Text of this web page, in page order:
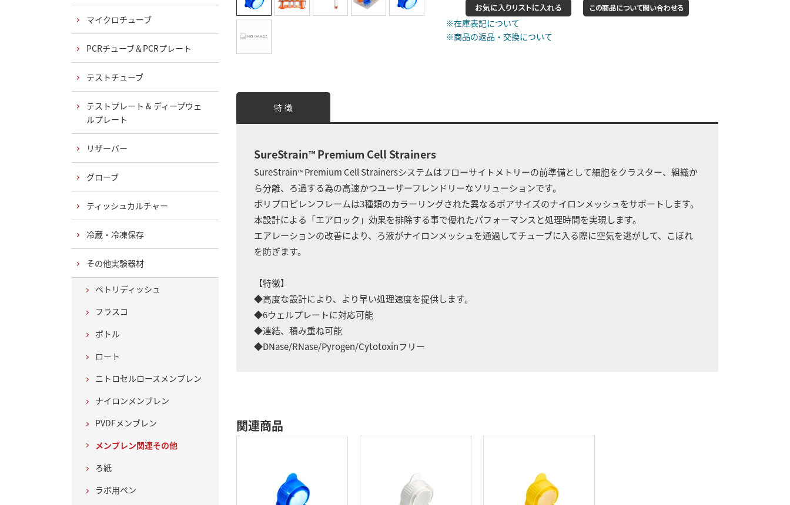
※在庫表記について
※商品の返品・交換について
特 徴
SureStrain™ Premium Cell Strainers
SureStrain™ Premium Cell Strainersシステムはフローサイトメトリーの前準備として細胞をクラスター、組織か
ら分離、ろ過する為の高速かつユーザーフレンドリーなソリューションです。
ポリプロピレンフレームは3種類のカラーリングされた異なるポアサイズのナイロンメッシュをサポートします。
本設計による「エアロック」効果を排除する事で優れたパフォーマンスと処理時間を実現します。
エアレーションの改善により、ろ液がナイロンメッシュを通過してチューブに入る際に空気を逃がして、こぼれ
を防ぎます。
【特徴】
◆高度な設計により、より早い処理速度を提供します。
◆6ウェルプレートに対応可能
◆連結、積み重ね可能
◆DNase/RNase/Pyrogen/Cytotoxinフリー
関連商品
マイクロチューブ
PCRチューブ＆PCRプレート
テストチューブ
テストプレート & ディープウェ
ルプレート
リザーバー
グローブ
ティッシュカルチャー
冷蔵・冷凍保存
その他実験器材
ペトリディッシュ
フラスコ
ボトル
ロート
ニトロセルロースメンブレン
ナイロンメンブレン
PVDFメンブレン
メンブレン関連その他
ろ紙
ラボ用ペン